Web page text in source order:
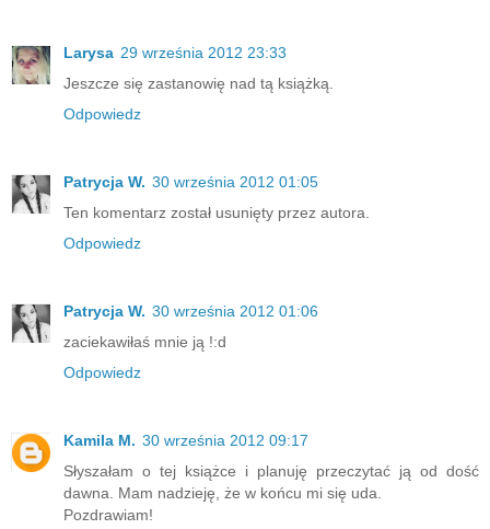
Larysa 29 września 2012 23:33
Jeszcze się zastanowię nad tą książką.
Odpowiedz
Patrycja W. 30 września 2012 01:05
Ten komentarz został usunięty przez autora.
Odpowiedz
Patrycja W. 30 września 2012 01:06
zaciekawiłaś mnie ją !:d
Odpowiedz
Kamila M. 30 września 2012 09:17
Słyszałam o tej książce i planuję przeczytać ją od dość
dawna. Mam nadzieję, że w końcu mi się uda.
Pozdrawiam!